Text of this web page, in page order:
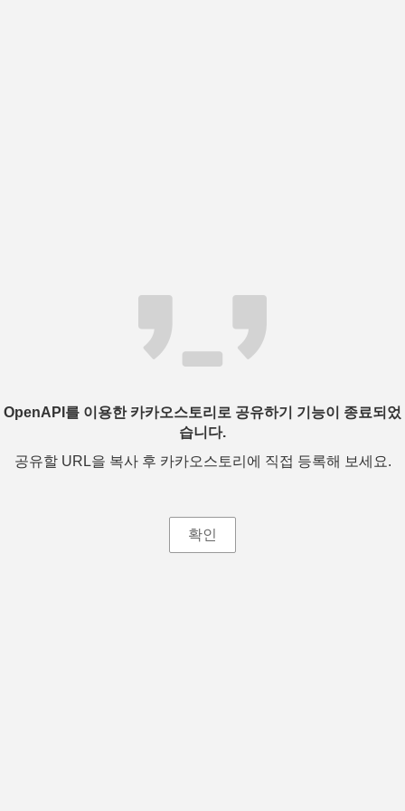
OpenAPI를 이용한 카카오스토리로 공유하기 기능이 종료되었
습니다.
공유할 URL을 복사 후 카카오스토리에 직접 등록해 보세요.
확인